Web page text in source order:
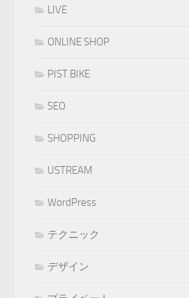
LIVE
ONLINE SHOP
PIST BIKE
SEO
SHOPPING
USTREAM
WordPress
テクニック
デザイン